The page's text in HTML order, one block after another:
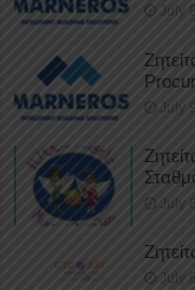
July
July
July
July